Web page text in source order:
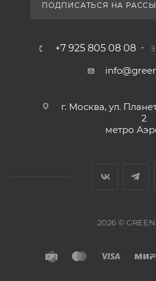
ПОДПИСАТЬСЯ НА
+7 925 805 08 08
г. Москва, ул.
2
метро
2026 ©